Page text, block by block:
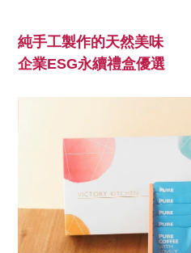
純手工製作的天然美味
企業ESG永續禮盒優選